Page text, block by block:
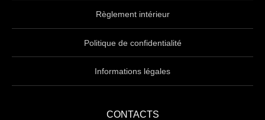
Règlement intérieur
Politique de confidentialité
Informations légales
CONTACTS